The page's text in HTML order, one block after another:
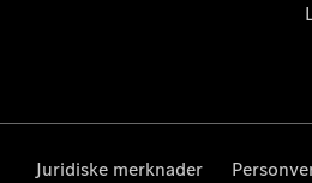
Juridiske merknader